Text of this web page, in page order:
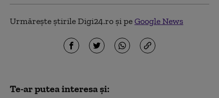
Urmărește știrile Digi24.ro și peGoogle News
Te-ar putea interesa și: